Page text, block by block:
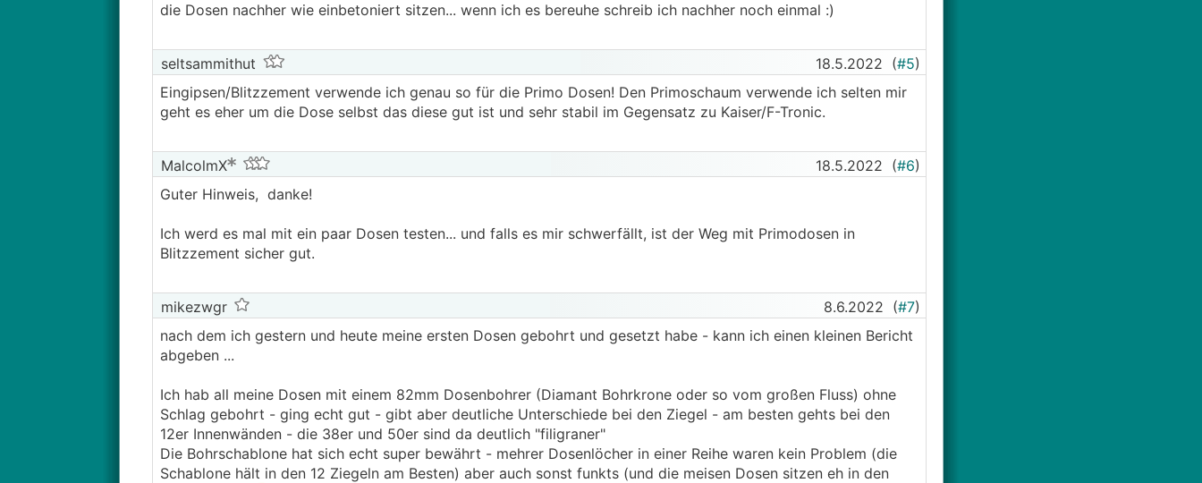
die Dosen nachher wie einbetoniert sitzen... wenn ich es bereuhe schreib ich nachher noch einmal :)
seltsammithut 18.5.2022 (#5)
Eingipsen/Blitzzement verwende ich genau so für die Primo Dosen! Den Primoschaum verwende ich selten mir
geht es eher um die Dose selbst das diese gut ist und sehr stabil im Gegensatz zu Kaiser/F-Tronic.
MalcolmX 18.5.2022 (#6)
Guter Hinweis, danke!
Ich werd es mal mit ein paar Dosen testen... und falls es mir schwerfällt, ist der Weg mit Primodosen in
Blitzzement sicher gut.
mikezwgr 8.6.2022 (#7)
nach dem ich gestern und heute meine ersten Dosen gebohrt und gesetzt habe - kann ich einen kleinen Bericht
abgeben ...
Ich hab all meine Dosen mit einem 82mm Dosenbohrer (Diamant Bohrkrone oder so vom großen Fluss) ohne
Schlag gebohrt - ging echt gut - gibt aber deutliche Unterschiede bei den Ziegel - am besten gehts bei den
12er Innenwänden - die 38er und 50er sind da deutlich "filigraner"
Die Bohrschablone hat sich echt super bewährt - mehrer Dosenlöcher in einer Reihe waren kein Problem (die
Schablone hält in den 12 Ziegeln am Besten) aber auch sonst funkts (und die meisen Dosen sitzen eh in den